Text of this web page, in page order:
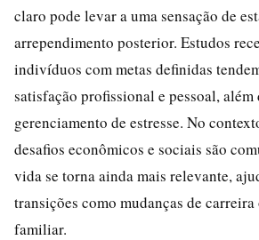
claro pode levar a uma sensação de
arrependimento posterior. Estudos
indivíduos com metas definidas
satisfação profissional e pessoal,
gerenciamento de estresse. No
desafios econômicos e sociais são
vida se torna ainda mais relevante,
transições como mudanças de
familiar.